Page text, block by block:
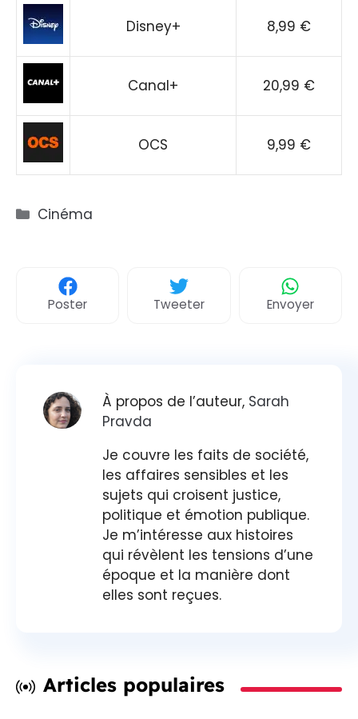
Disney+ 8,99 €
Canal+ 20,99 €
OCS 9,99 €
Catégories
Cinéma
Poster Tweeter Envoyer
À propos de l’auteur, Sarah
Pravda
Je couvre les faits de société,
les affaires sensibles et les
sujets qui croisent justice,
politique et émotion publique.
Je m’intéresse aux histoires
qui révèlent les tensions d’une
époque et la manière dont
elles sont reçues.
Articles populaires